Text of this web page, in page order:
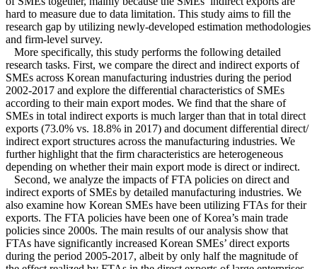
hard to measure due to data limitation. This study aims to fill the
research gap by utilizing newly-developed estimation methodologies
and firm-level survey.
More specifically, this study performs the following detailed
research tasks. First, we compare the direct and indirect exports of
SMEs across Korean manufacturing industries during the period
2002-2017 and explore the differential characteristics of SMEs
according to their main export modes. We find that the share of
SMEs in total indirect exports is much larger than that in total direct
exports (73.0% vs. 18.8% in 2017) and document differential direct/
indirect export structures across the manufacturing industries. We
further highlight that the firm characteristics are heterogeneous
depending on whether their main export mode is direct or indirect.
Second, we analyze the impacts of FTA policies on direct and
indirect exports of SMEs by detailed manufacturing industries. We
also examine how Korean SMEs have been utilizing FTAs for their
exports. The FTA policies have been one of Korea’s main trade
policies since 2000s. The main results of our analysis show that
FTAs have significantly increased Korean SMEs’ direct exports
during the period 2005-2017, albeit by only half the magnitude of